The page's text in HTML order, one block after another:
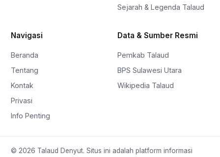
Sejarah & Legenda Talaud
Navigasi
Beranda
Tentang
Kontak
Privasi
Info Penting
Data & Sumber Resmi
Pemkab Talaud
BPS Sulawesi Utara
Wikipedia Talaud
© 2026 Talaud Denyut. Situs ini adalah platform informasi